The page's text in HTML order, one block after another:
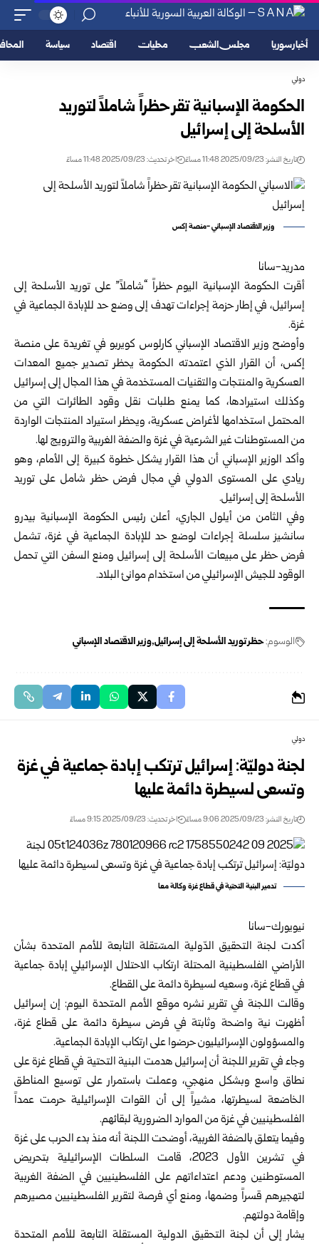
أخبار سوريا مجلس الشعب محليات اقتصاد سياسة
دولي
الحكومة الإسبانية تقر حظراً شاملاً لتوريد
الأسلحة إلى إسرائيل
تاريخ النشر: 2025/09/23 11:48 مساءً اخر تحديث: 2025/09/23 11:48 مساءً
وزير الاقتصاد الإسباني -منصة إكس
مدريد-سانا
أقرت الحكومة الإسبانية اليوم حظراً “شاملاً” على توريد الأسلحة إلى
إسرائيل، في إطار حزمة إجراءات تهدف إلى وضع حد للإبادة الجماعية في
غزة.
وأوضح وزير الاقتصاد الإسباني كارلوس كويربو في تغريدة على منصة
إكس، أن القرار الذي اعتمدته الحكومة يحظر تصدير جميع المعدات
العسكرية والمنتجات والتقنيات المستخدمة في هذا المجال إلى إسرائيل
وكذلك استيرادها، كما يمنع طلبات نقل وقود الطائرات التي من
المحتمل استخدامها لأغراض عسكرية، ويحظر استيراد المنتجات الواردة
من المستوطنات غير الشرعية في غزة والضفة الغربية والترويج لها.
وأكد الوزير الإسباني أن هذا القرار يشكل خطوة كبيرة إلى الأمام، وهو
ريادي على المستوى الدولي في مجال فرض حظر شامل على توريد
الأسلحة إلى إسرائيل.
وفي الثامن من أيلول الجاري، أعلن رئيس الحكومة الإسبانية بيدرو
سانشيز سلسلة إجراءات لوضع حد للإبادة الجماعية في غزة، تشمل
فرض حظر على مبيعات الأسلحة إلى إسرائيل ومنع السفن التي تحمل
الوقود للجيش الإسرائيلي من استخدام موانئ البلاد.
الوسوم:حظر توريد الأسلحة إلى إسرائيل وزير الاقتصاد الإسباني
دولي
لجنة دوليّة: إسرائيل ترتكب إبادة جماعية في غزة
وتسعى لسيطرة دائمة عليها
تاريخ النشر: 2025/09/23 9:06 مساءً اخر تحديث: 2025/09/23 9:15 مساءً
تدمير البنية التحتية في قطاع غزة وكالة معا
نيويورك-سانا
أكدت لجنة التحقيق الدّولية المسّتقلة التابعة للأمم المتحدة بشأن
الأراضي الفلسطينية المحتلة ارتكاب الاحتلال الإسرائيلي إبادة جماعية
في قطاع غزة، وسعيه لسيطرة دائمة على القطاع.
وقالت اللجنة في تقرير نشره موقع الأمم المتحدة اليوم: إن إسرائيل
أظهرت نية واضحة وثابتة في فرض سيطرة دائمة على قطاع غزة،
والمسؤولون الإسرائيليون حرضوا على ارتكاب الإبادة الجماعية.
وجاء في تقرير اللجنة أن إسرائيل هدمت البنية التحتية في قطاع غزة على
نطاق واسع وبشكل منهجي، وعملت باستمرار على توسيع المناطق
الخاضعة لسيطرتها، مشيراً إلى أن القوات الإسرائيلية حرمت عمداً
الفلسطينيين في غزة من الموارد الضرورية لبقائهم.
وفيما يتعلق بالضفة الغربية، أوضحت اللجنة أنه منذ بدء الحرب على غزة
في تشرين الأول 2023، قامت السلطات الإسرائيلية بتحريض
المستوطنين ودعم اعتداءاتهم على الفلسطينيين في الضفة الغربية
لتهجيرهم قسراً وضمها، ومنع أي فرصة لتقرير الفلسطينيين مصيرهم
وإقامة دولتهم.
يشار إلى أن لجنة التحقيق الدولية المستقلة التابعة للأمم المتحدة